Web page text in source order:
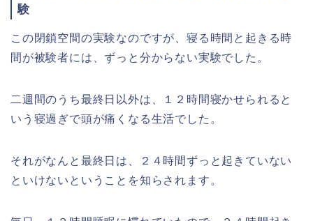
験
この閉鎖空間の実験なのですが、寝る時間と起きる時
間が被験者には、ずっと分からない実験でした。
二週間のうち最終日以外は、１２時間寝かせられると
いう寝過ぎで頭が痛くなる生活でした。
それがなんと最終日は、２４時間ずっと起きていない
といけないということを知らされます。